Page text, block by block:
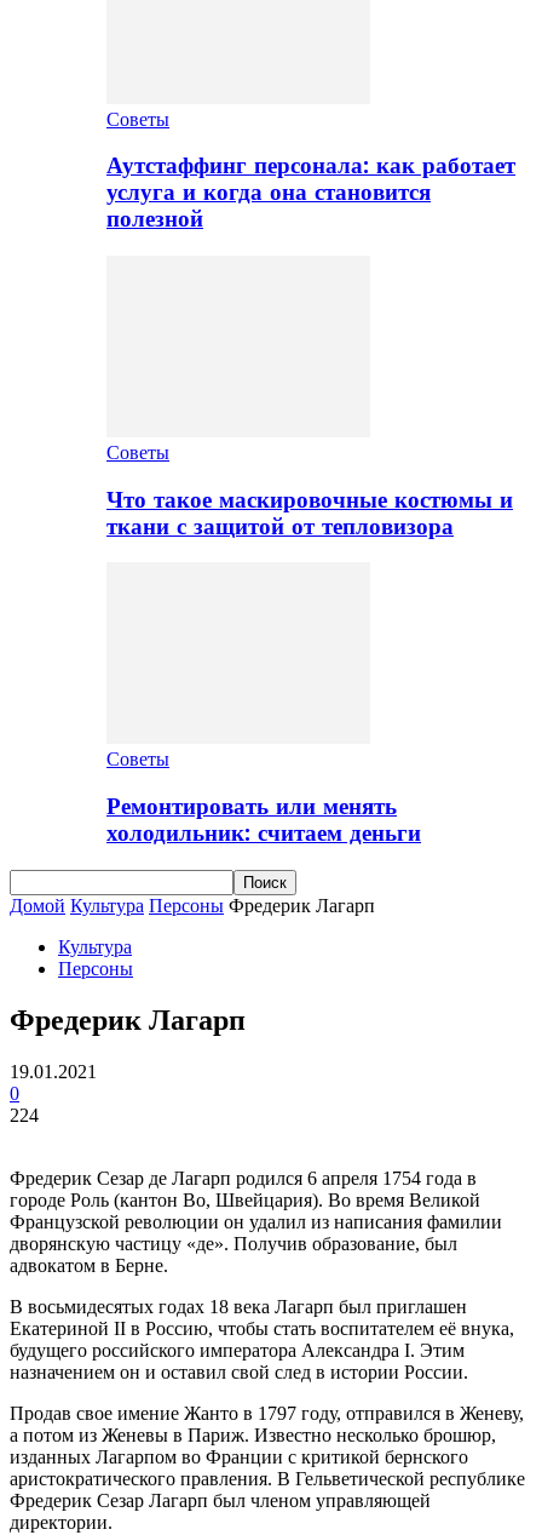
Советы
Аутстаффинг персонала: как работает
услуга и когда она становится
полезной
Советы
Что такое маскировочные костюмы и
ткани с защитой от тепловизора
Советы
Ремонтировать или менять
холодильник: считаем деньги
Домой Культура Персоны Фредерик Лагарп
Культура
Персоны
Фредерик Лагарп
19.01.2021
0
224
Фредерик Сезар де Лагарп родился 6 апреля 1754 года в
городе Роль (кантон Во, Швейцария). Во время Великой
Французской революции он удалил из написания фамилии
дворянскую частицу «де». Получив образование, был
адвокатом в Берне.
В восьмидесятых годах 18 века Лагарп был приглашен
Екатериной II в Россию, чтобы стать воспитателем её внука,
будущего российского императора Александра I. Этим
назначением он и оставил свой след в истории России.
Продав свое имение Жанто в 1797 году, отправился в Женеву,
а потом из Женевы в Париж. Известно несколько брошюр,
изданных Лагарпом во Франции с критикой бернского
аристократического правления. В Гельветической республике
Фредерик Сезар Лагарп был членом управляющей
директории.